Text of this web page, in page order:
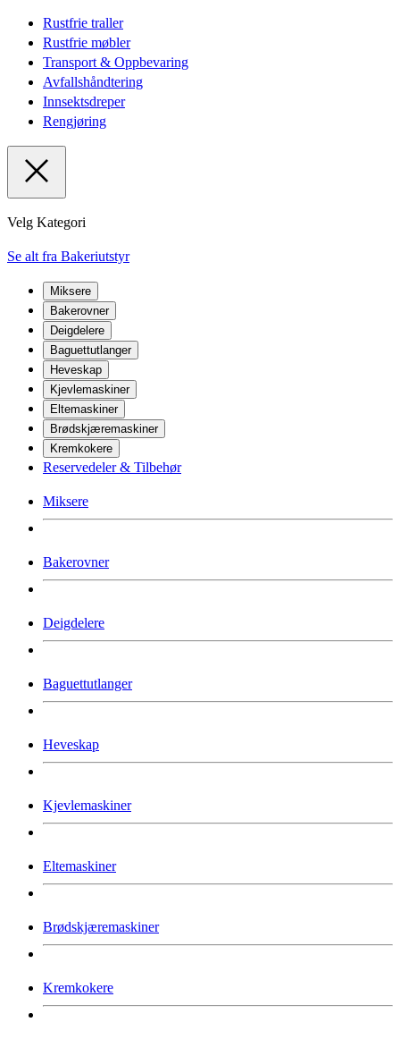
Rustfrie traller
Rustfrie møbler
Transport & Oppbevaring
Avfallshåndtering
Innsektsdreper
Rengjøring
Velg Kategori
Se alt fra Bakeriutstyr
Miksere
Bakerovner
Deigdelere
Baguettutlanger
Heveskap
Kjevlemaskiner
Eltemaskiner
Brødskjæremaskiner
Kremkokere
Reservedeler & Tilbehør
Miksere
Bakerovner
Deigdelere
Baguettutlanger
Heveskap
Kjevlemaskiner
Eltemaskiner
Brødskjæremaskiner
Kremkokere